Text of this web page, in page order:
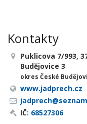
Kontakty
Puklicova 7/993,
Budějovice 3
okres České
www.jadprech.cz
IČ: 68527306